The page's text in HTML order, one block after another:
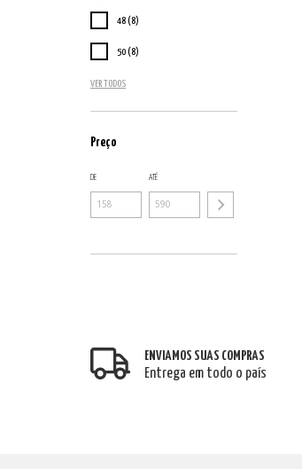
48 (8)
50 (8)
VER TODOS
Preço
DE ATÉ
ENVIAMOS SUAS COMPRAS
Entrega em todo o país